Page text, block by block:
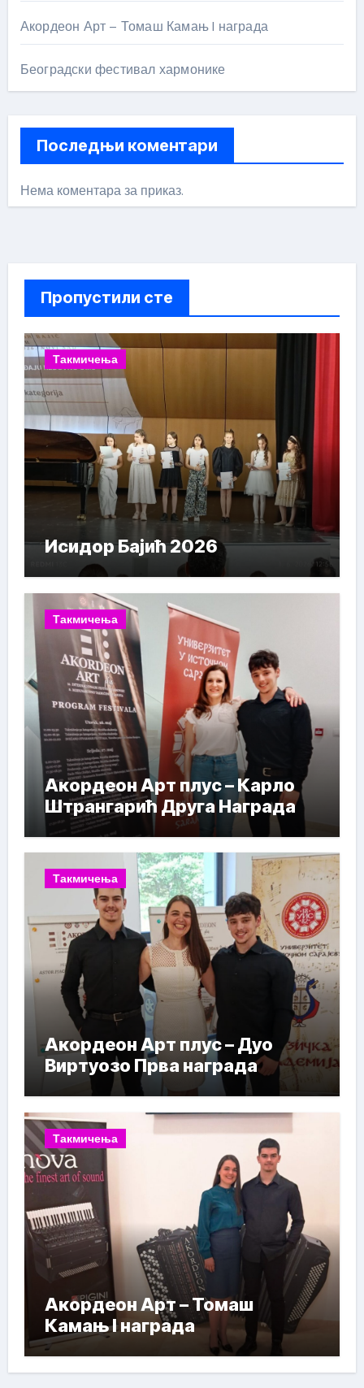
Акордеон Арт – Томаш Камањ I награда
Београдски фестивал хармонике
Последњи коментари
Нема коментара за приказ.
Пропустили сте
Такмичења
Исидор Бајић 2026
Такмичења
Акордеон Арт плус – Карло
Штрангарић Друга Награда
Такмичења
Акордеон Арт плус – Дуо
Виртуозо Прва награда
Такмичења
Акордеон Арт – Томаш
Камањ I награда